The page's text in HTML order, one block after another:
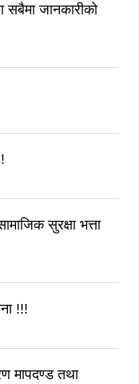
सबैमा जानकारीको
सुरक्षा भत्ता
!!!
मापदण्ड तथा